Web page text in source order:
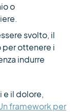
o
svolto, il
ottenere i
indurre
e il dolore,
framework per